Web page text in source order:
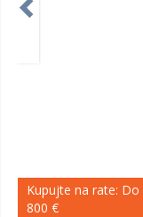
Kupujte na rate: Do
800 €